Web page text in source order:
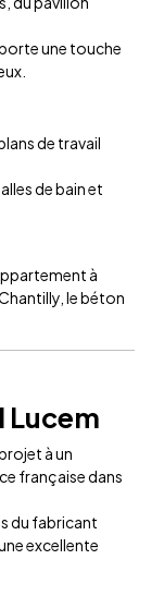
une touche
de travail
de bain et
à
le béton
à un
française dans
du fabricant
excellente